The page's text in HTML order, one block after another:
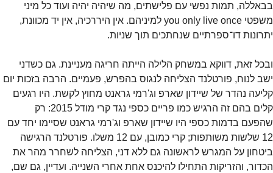
בבאללה, תמות נפשי עם פלישתים, מה שיהיה יהיה ועוד כל מיני
משפטי you only live once למיניהם. אין היררכיה, אין יד מכוונת,
יתרונות דו־ספרתיים שנחתכים תוך שניות.
ובכל זאת, דווקא במשחק הלילה הייתה חריגה מעניינת. גם כשדני
ישב לנוח, פורטלנד הצליחה לנגוס בהפרש, פעמיים. הרבה בזכות יום
קליעה נהדר של שיידון שארפ וג'רמי גראנט מחוץ לקשת. היו רגעים
קלים בהם זה הרגיש כמו פריים כספי נגד קרי מודל 2015: רק
שהפעם בדמות כספי היו שיידון שארפ וג'רמי גראנט שסיימו יחד עם
12 שלשות משותפות; קרי כמובן, עם 12 משלו. פורטלנד הרגישה
ביטחון על המגרש לראשונה גם ללא דני, הצליחה לשחרר מהר את
הכדור, והזריקות התחילו להיכנס אחת אחרי השנייה. ועדיין, גם שם,